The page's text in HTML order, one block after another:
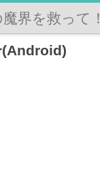
界を救って！
(Android)